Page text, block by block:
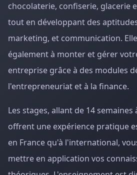
chocolaterie, confiserie, glacerie
tout en développant des
marketing, et communication.
également à monter et gérer
entreprise grâce à des modules
l'entrepreneuriat et à la finance.
Les stages, allant de 14 semaines
offrent une expérience pratique
en France qu'à l'international,
mettre en application vos